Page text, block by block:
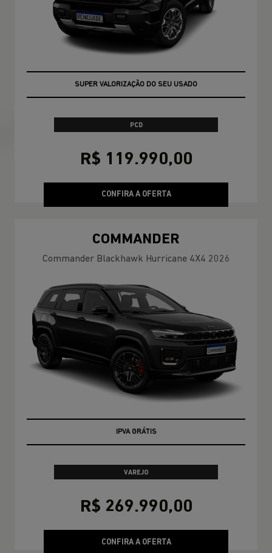
OPORTUNIDADE
PCD
R$ 119.990,00
CONFIRA A OFERTA
COMMANDER
Commander Blackhawk Hurricane 4X4 2026
TAXA ZERO
VAREJO
R$ 269.990,00
CONFIRA A OFERTA